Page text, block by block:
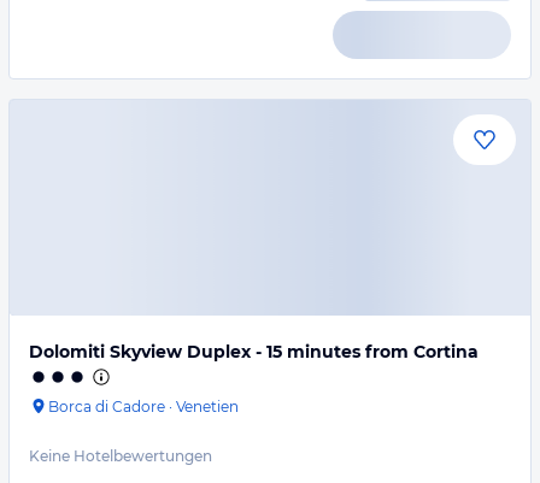
Dolomiti Skyview Duplex - 15 minutes from Cortina
Borca di Cadore · Venetien
Keine Hotelbewertungen